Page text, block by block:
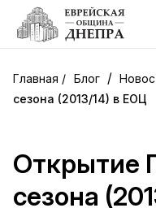
Блог /
сезона (2013/14) в ЕОЦ
Открытие
сезона